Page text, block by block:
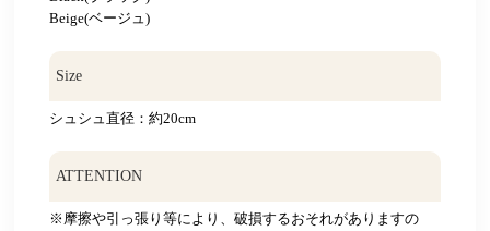
Beige(ベージュ)
Size
シュシュ直径：約20cm
ATTENTION
※摩擦や引っ張り等により、破損するおそれがありますの